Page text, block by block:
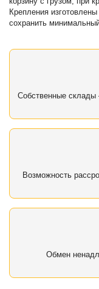
Крепления
сохранить
Собственные
Возможность
Обмен